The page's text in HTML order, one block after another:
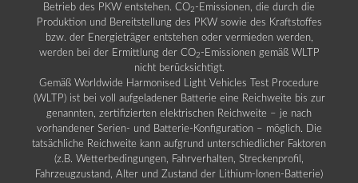
Betrieb des PKW entstehen. CO2 -Emissionen, die durch die
Produktion und Bereitstellung des PKW sowie des Kraftstoffes
bzw. der Energieträger entstehen oder vermieden werden,
werden bei der Ermittlung der CO2 -Emissionen gemäß WLTP
nicht berücksichtigt.
Gemäß Worldwide Harmonised Light Vehicles Test Procedure
(WLTP) ist bei voll aufgeladener Batterie eine Reichweite bis zur
genannten, zertifizierten elektrischen Reichweite – je nach
vorhandener Serien- und Batterie-Konfiguration – möglich. Die
tatsächliche Reichweite kann aufgrund unterschiedlicher Faktoren
(z.B. Wetterbedingungen, Fahrverhalten, Streckenprofil,
Fahrzeugzustand, Alter und Zustand der Lithium-Ionen-Batterie)